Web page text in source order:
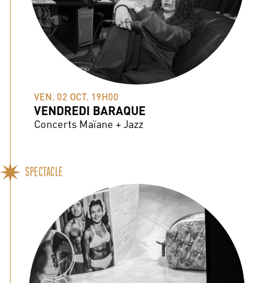
VEN. 02 OCT. 19H00
VENDREDI BARAQUE
Concerts Maïane + Jazz
SPECTACLE